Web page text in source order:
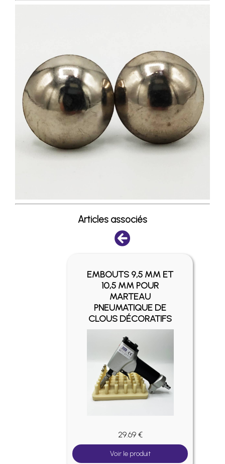
Articles associés
EMBOUTS 9,5 MM ET
10,5 MM POUR
MARTEAU
PNEUMATIQUE DE
CLOUS DÉCORATIFS
29.69 €
Voir le produit